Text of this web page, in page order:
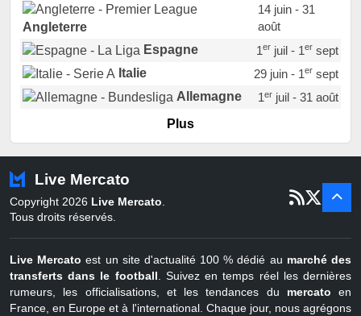
Angleterre
14 juin - 31
août
Espagne
1erjuil - 1ersept
Italie
29 juin - 1ersept
Allemagne
1erjuil - 31 août
Portugal
Pays-Bas
22 juin - 2 sept
Belgique
juil - 31
Plus
Live Mercato
Copyright 2026 Live Mercato.
Tous droits réservés.
Live Mercato est un site d'actualité 100 % dédié au marché des
transferts dans le football. Suivez en temps réel les dernières
rumeurs, les officialisations, et les tendances du mercato en
France, en Europe et à l'international. Chaque jour, nous agrégons